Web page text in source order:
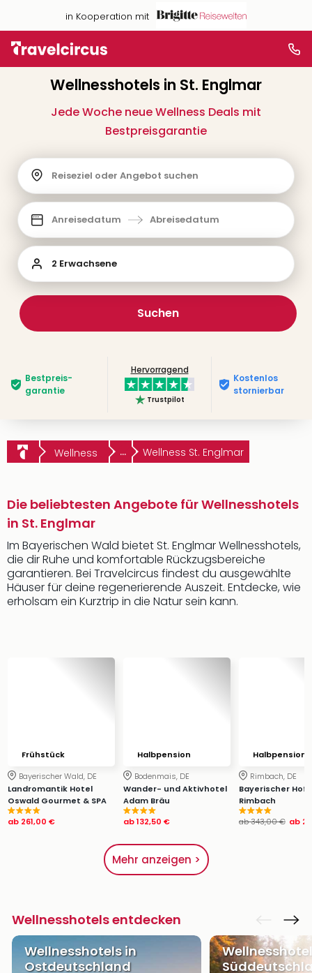
in Kooperation mit
Wellnesshotels in St. Englmar
Jede Woche neue Wellness Deals mit
Bestpreisgarantie
Reiseziel oder Angebot suchen
Anreisedatum Abreisedatum
2 Erwachsene
Suchen
Bestpreis­
garantie
Hervorragend
Trustpilot
Kostenlos
stornierbar
Wellness ... Wellness St. Englmar
Die beliebtesten Angebote für Wellnesshotels
in St. Englmar
Im Bayerischen Wald bietet St. Englmar Wellnesshotels,
die dir Ruhe und komfortable Rückzugsbereiche
garantieren. Bei Travelcircus findest du ausgewählte
Häuser für deine regenerierende Auszeit. Entdecke, wie
erholsam ein Kurztrip in die Natur sein kann.
Frühstück
Bayerischer Wald, DE
Landromantik Hotel
Oswald Gourmet & SPA
ab 261,00 €
Halbpension
Bodenmais, DE
Wander- und Aktivhotel
Adam Bräu
ab132,50 €
Halbpension
Rimbach, DE
Bayerischer Hof
Rimbach
ab343,00 € ab
Mehr anzeigen >
Wellnesshotels entdecken
Wellnesshotels in
Ostdeutschland